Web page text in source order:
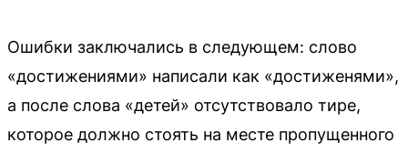
Ошибки заключались в следующем: слово
«достижениями» написали как «достиженями»,
а после слова «детей» отсутствовало тире,
которое должно стоять на месте пропущенного